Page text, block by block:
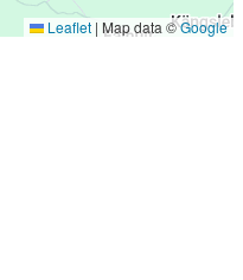
Leaflet | Map data ©Google